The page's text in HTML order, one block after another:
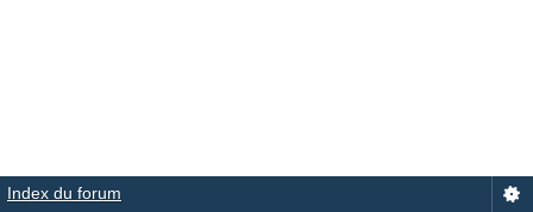
Index du forum